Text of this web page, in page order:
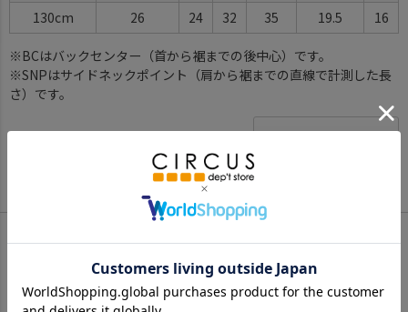
130cm 26 24 32 35 19.5 16
※BCはバックセンター（首から裾までの後中心）です。
※SNPはサイドネックポイント（肩から裾までの直線で計測した長
さ）です。